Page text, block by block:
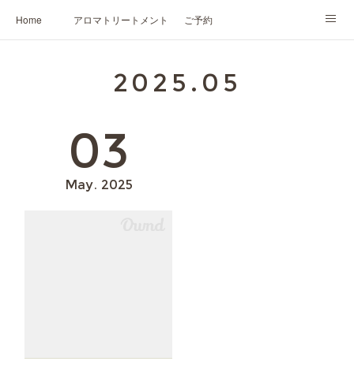
Home アロマトリートメント ご予約
2025 . 05
03
May 2025